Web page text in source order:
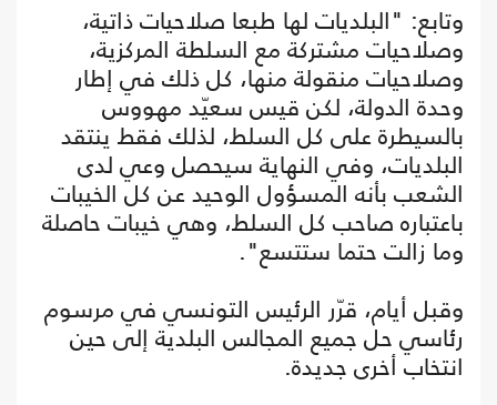
وتابع: "البلديات لها طبعا صلاحيات ذاتية،
وصلاحيات مشتركة مع السلطة المركزية،
وصلاحيات منقولة منها، كل ذلك في إطار
وحدة الدولة، لكن قيس سعيّد مهووس
بالسيطرة على كل السلط، لذلك فقط ينتقد
البلديات، وفي النهاية سيحصل وعي لدى
الشعب بأنه المسؤول الوحيد عن كل الخيبات
باعتباره صاحب كل السلط، وهي خيبات حاصلة
وما زالت حتما ستتسع".
وقبل أيام، قرّر الرئيس التونسي في مرسوم
رئاسي حل جميع المجالس البلدية إلى حين
انتخاب أخرى جديدة.